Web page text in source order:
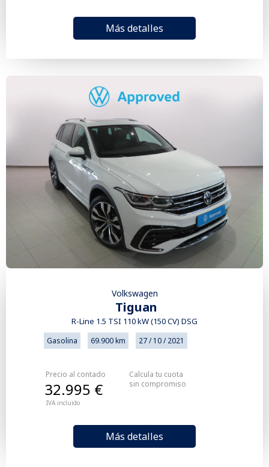
Más detalles
Volkswagen
Tiguan
R-Line 1.5 TSI 110 kW (150 CV) DSG
Gasolina 69.900 km 27 / 10 / 2021
Precio al contado
IVA incluido
32.995 €
Más detalles
Calcula tu cuota
sin compromiso